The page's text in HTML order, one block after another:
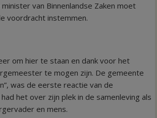
van Binnenlandse Zaken moet
voordracht instemmen.
om hier te staan en dank voor het
te mogen zijn. De gemeente
was de eerste reactie van de
het over zijn plek in de samenleving als
en mens.